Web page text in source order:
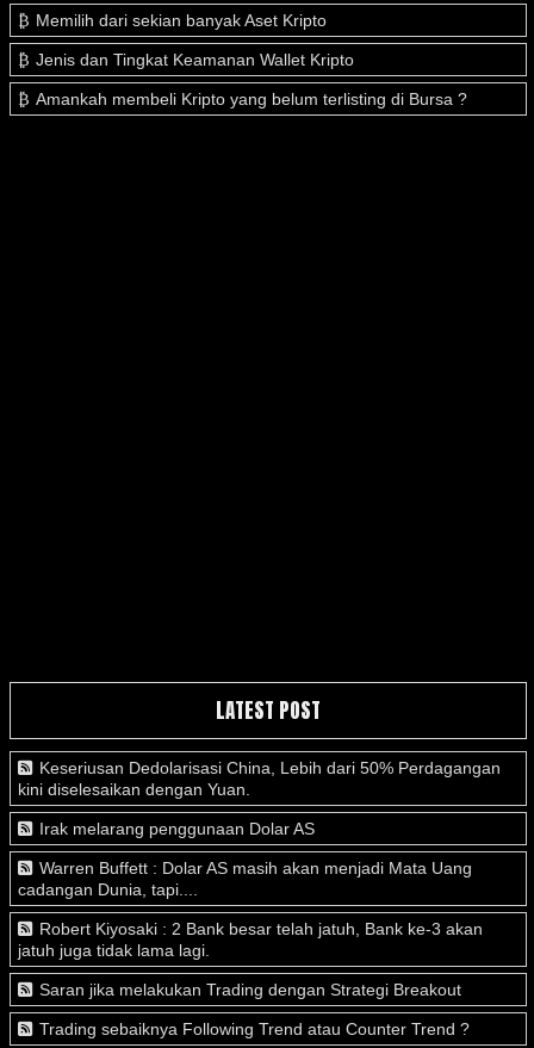
Memilih dari sekian banyak Aset Kripto
Jenis dan Tingkat Keamanan Wallet Kripto
Amankah membeli Kripto yang belum terlisting di Bursa ?
LATEST POST
Keseriusan Dedolarisasi China, Lebih dari 50% Perdagangan
kini diselesaikan dengan Yuan.
Irak melarang penggunaan Dolar AS
Warren Buffett : Dolar AS masih akan menjadi Mata Uang
cadangan Dunia, tapi....
Robert Kiyosaki : 2 Bank besar telah jatuh, Bank ke-3 akan
jatuh juga tidak lama lagi.
Saran jika melakukan Trading dengan Strategi Breakout
Trading sebaiknya Following Trend atau Counter Trend ?